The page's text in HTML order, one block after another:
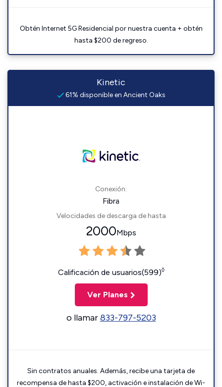
Obtén Internet 5G Residencial por nuestra cuenta + obtén
hasta $200 de regreso.
Kinetic
61% disponible en Ancient Oaks
Conexión:
Fibra
Velocidades de descarga de hasta
2000Mbps
Calificación de usuarios(599)◊
Ver Planes
o llamar833-797-5203
Sin contratos anuales. Además, recibe una tarjeta de
recompensa de hasta $200, activación e instalación de Wi-